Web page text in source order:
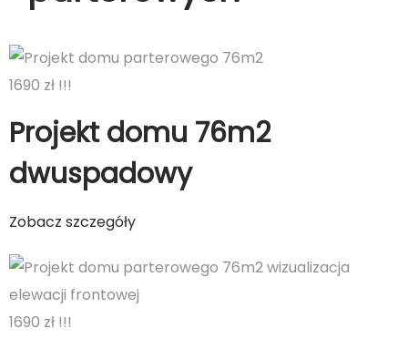
1690 zł !!!
Projekt domu 76m2
dwuspadowy
Zobacz szczegóły
1690 zł !!!